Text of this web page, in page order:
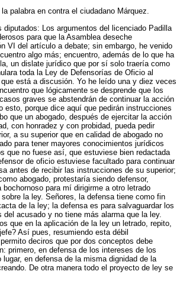
palabra en contra el ciudadano Márquez.
diputados: Los argumentos del licenciado Padilla
para que la Asamblea deseche
VI del artículo a debate; sin embargo, he venido
algo más; encuentro, además de lo que ha
un dislate jurídico que por sí solo traería como
toda la Ley de Defensorías de Oficio al
está a discusión. Yo he leído una y diez veces
que lógicamente se desprende que los
graves se abstendrán de continuar la acción
esto, porque dice aquí que pedirán instrucciones
que un abogado, después de ejercitar la acción
con honradez y con probidad, pueda pedir
a su superior que en calidad de abogado no
para tener mayores conocimientos jurídicos
que no fuese así, que estuviese bien redactada
de oficio estuviese facultado para continuar
antes de recibir las instrucciones de su superior;
abogado, protestaría siendo defensor,
para mí dirigirme a otro letrado
la ley. Señores, la defensa tiene como fin
de la ley; la defensa es para salvaguardar los
acusado y no tiene más alarma que la ley.
que en la aplicación de la ley un letrado, repito,
Así pues, resumiendo esta débil
deciros que por dos conceptos debe
primero, en defensa de los intereses de los
en defensa de la misma dignidad de la
De otra manera todo el proyecto de ley se